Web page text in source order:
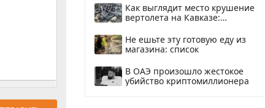
Как выглядит место крушение
вертолета на Кавказе:
Не ешьте эту готовую еду из
магазина: список
В ОАЭ произошло жестокое
убийство криптомиллионера